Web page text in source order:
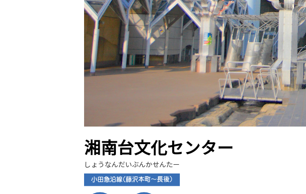
湘南台文化センター
しょうなんだいぶんかせんたー